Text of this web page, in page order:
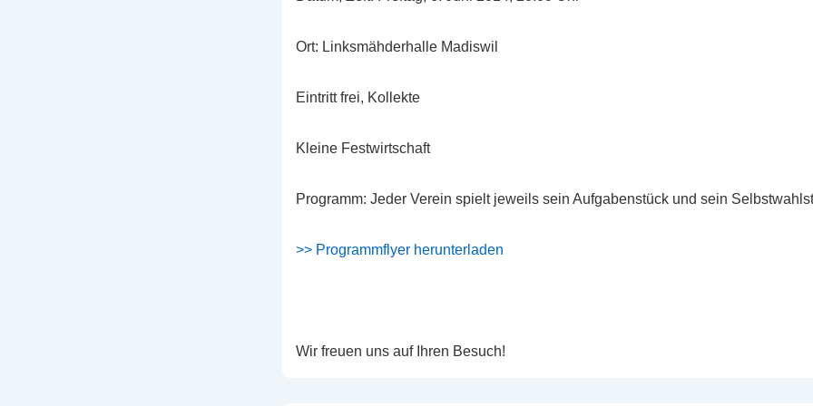
Ort: Linksmähderhalle Madiswil
Eintritt frei, Kollekte
Kleine Festwirtschaft
Programm: Jeder Verein spielt jeweils sein Aufgabenstück und sein
>> Programmflyer herunterladen
Wir freuen uns auf Ihren Besuch!